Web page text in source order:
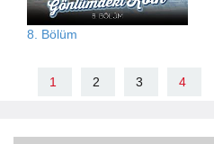
8. Bölüm
1 2 3 4